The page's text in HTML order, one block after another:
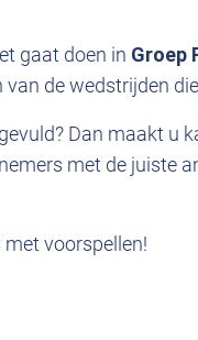
gaat doen in Groep
de wedstrijden
Dan maakt u
met de juiste
met voorspellen!